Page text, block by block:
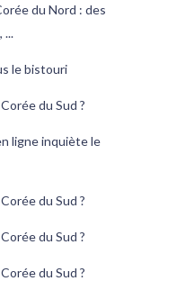
du Nord : des
...
le bistouri
du Sud ?
ligne inquiète le
du Sud ?
du Sud ?
du Sud ?